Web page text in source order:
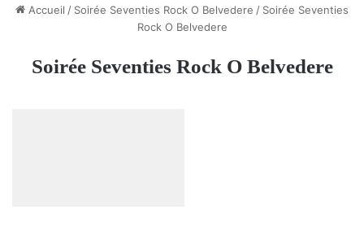
Accueil / Soirée Seventies Rock O Belvedere / Soirée Seventies
Rock O Belvedere
Soirée Seventies Rock O Belvedere